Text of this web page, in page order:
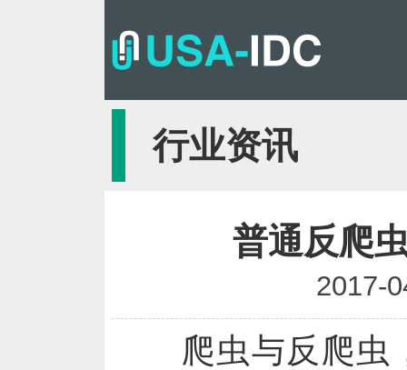
行业资讯
普通反爬
2017-
爬虫与反爬虫